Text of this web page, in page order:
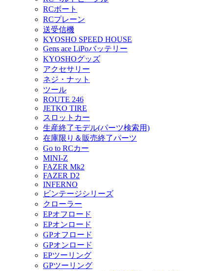
RCボート
RCプレーン
送受信機
KYOSHO SPEED HOUSE
Gens ace LiPoバッテリー
KYOSHOグッズ
アクセサリー
ネジ・ナット
ツール
ROUTE 246
JETKO TIRE
スロットカー
生産終了モデル(パーツ検索用)
在庫限り＆販売終了パーツ
Go to RCカー
MINI-Z
FAZER Mk2
FAZER D2
INFERNO
ビンテージシリーズ
クローラー
EPオフロード
EPオンロード
GPオフロード
GPオンロード
EPツーリング
GPツーリング